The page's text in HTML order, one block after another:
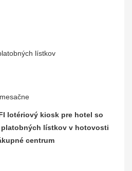
lístkov
lotériový kiosk pre hotel so
lístkov v hotovosti
centrum